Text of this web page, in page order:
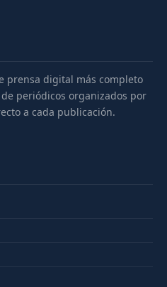
prensa digital más completo
periódicos organizados por
a cada publicación.